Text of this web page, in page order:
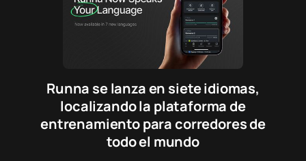
Runna se lanza en siete idiomas,
localizando la plataforma de
entrenamiento para corredores de
todo el mundo